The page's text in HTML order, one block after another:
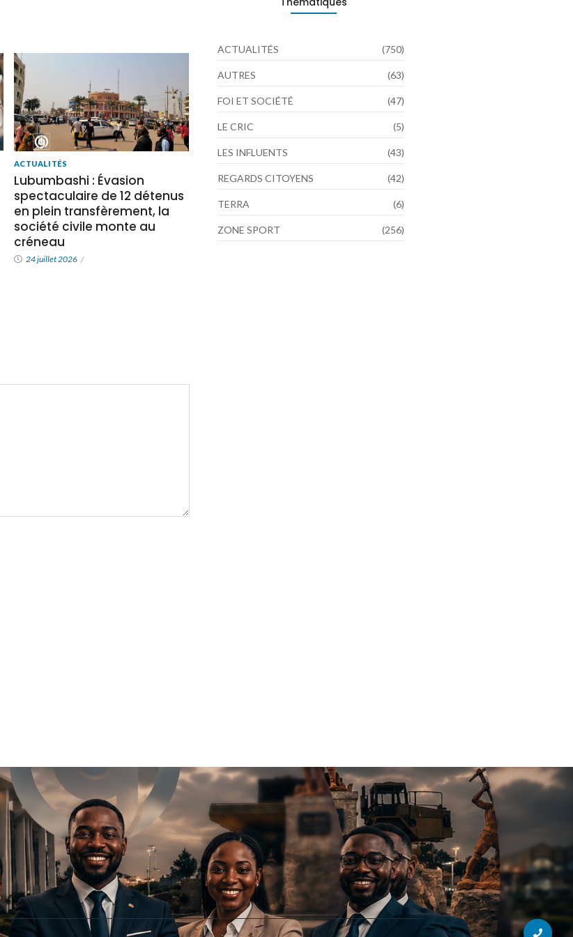
ACTUALITÉS
Lubumbashi : Évasion
spectaculaire de 12 détenus
en plein transfèrement, la
société civile monte au
créneau
24 juillet 2026 /
ACTUALITÉS (750)
AUTRES (63)
FOI ET SOCIÉTÉ (47)
LE CRIC (5)
LES INFLUENTS (43)
REGARDS CITOYENS (42)
TERRA (6)
ZONE SPORT (256)